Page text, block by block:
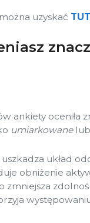
uzyskać
ankiety oceniła
umiarkowanelub
układ
obniżenie
zmniejsza